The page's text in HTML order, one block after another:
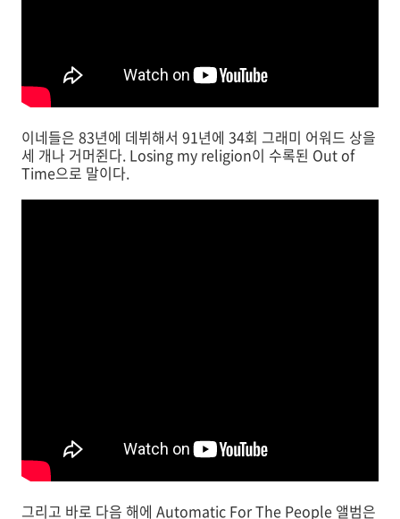
이네들은 83년에 데뷔해서 91년에 34회 그래미 어워드 상을
세 개나 거머쥔다. Losing my religion이 수록된 Out of
Time으로 말이다.
그리고 바로 다음 해에 Automatic For The People 앨범은